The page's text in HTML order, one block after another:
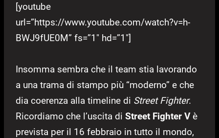
[youtube
url=”https://www.youtube.com/watch?v=h-
BWJ9fUE0M” fs=”1″ hd=”1″]
Insomma sembra che il team stia lavorando
a una trama di stampo più “moderno” e che
dia coerenza alla timeline di Street Fighter.
Ricordiamo che l’uscita di Street Fighter Vè
prevista per il 16 febbraio in tutto il mondo,